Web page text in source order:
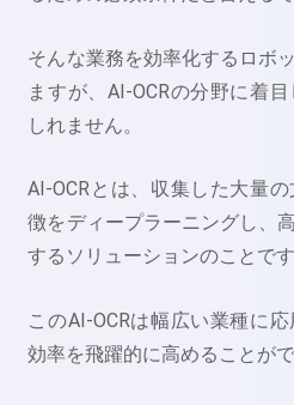
そんな業務を効率化するロボ
ますが、AI-OCRの分野に着
しれません。
AI-OCRとは、収集した大量
徴をディープラーニングし、
するソリューションのことです
このAI-OCRは幅広い業種に
効率を飛躍的に高めることがで